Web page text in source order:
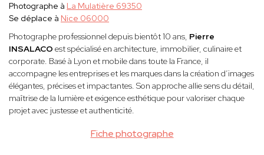
Fiche photographe
Photographe à La Mulatière 69350
Se déplace à Nice 06000
Photographe professionnel depuis bientôt 10 ans, Pierre
INSALACO est spécialisé en architecture, immobilier, culinaire et
corporate. Basé à Lyon et mobile dans toute la France, il
accompagne les entreprises et les marques dans la création d’images
élégantes, précises et impactantes. Son approche allie sens du détail,
maîtrise de la lumière et exigence esthétique pour valoriser chaque
projet avec justesse et authenticité.